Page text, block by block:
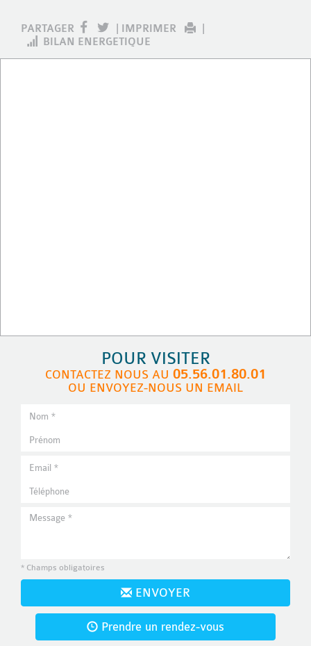
PARTAGER IMPRIMER
BILAN ENERGETIQUE
POUR VISITER
CONTACTEZ NOUS AU 05.56.01.80.01
OU ENVOYEZ-NOUS UN EMAIL
* Champs obligatoires
ENVOYER
Prendre un rendez-vous